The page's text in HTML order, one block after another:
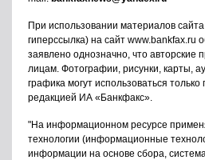
При использовании материалов
гиперссылка) на сайт www.bankfax.ru
заявлено однозначно, что авторские
лицам. Фотографии, рисунки, карты,
графика могут использоваться только
редакцией ИА «Банкфакс».
"На информационном ресурсе
технологии (информационные
информации на основе сбора,